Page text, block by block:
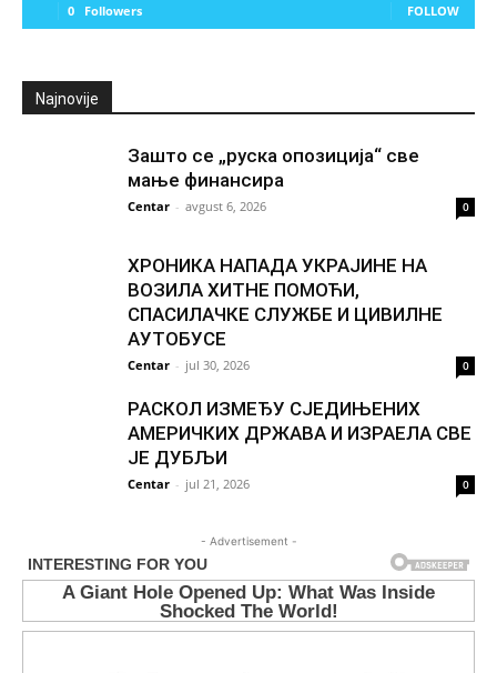
0 Followers FOLLOW
Najnovije
Зашто се „руска опозиција“ све
мање финансира
Centar - avgust 6, 2026 0
ХРОНИКА НАПАДА УКРАЈИНЕ НА
ВОЗИЛА ХИТНЕ ПОМОЋИ,
СПАСИЛАЧКЕ СЛУЖБЕ И ЦИВИЛНЕ
АУТОБУСЕ
Centar - jul 30, 2026 0
РАСКОЛ ИЗМЕЂУ СЈЕДИЊЕНИХ
АМЕРИЧКИХ ДРЖАВА И ИЗРАЕЛА СВЕ
ЈЕ ДУБЉИ
Centar - jul 21, 2026 0
- Advertisement -